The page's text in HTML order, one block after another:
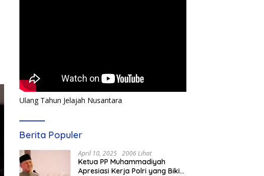
Ulang Tahun Jelajah Nusantara
Berita Populer
April 10, 2025 2006 Lihat
Ketua PP Muhammadiyah
Apresiasi Kerja Polri yang Bikin